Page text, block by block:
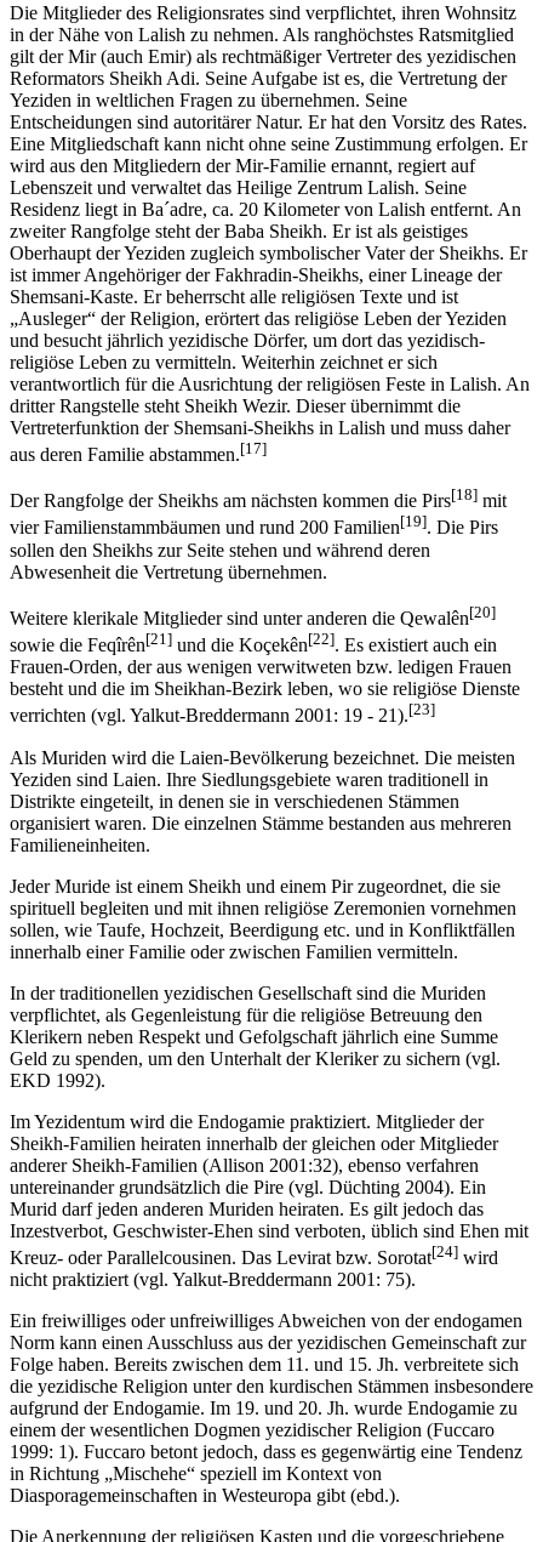
Die Mitglieder des Religionsrates sind verpflichtet, ihren Wohnsitz
in der Nähe von Lalish zu nehmen. Als ranghöchstes Ratsmitglied
gilt der Mir (auch Emir) als rechtmäßiger Vertreter des yezidischen
Reformators Sheikh Adi. Seine Aufgabe ist es, die Vertretung der
Yeziden in weltlichen Fragen zu übernehmen. Seine
Entscheidungen sind autoritärer Natur. Er hat den Vorsitz des Rates.
Eine Mitgliedschaft kann nicht ohne seine Zustimmung erfolgen. Er
wird aus den Mitgliedern der Mir-Familie ernannt, regiert auf
Lebenszeit und verwaltet das Heilige Zentrum Lalish. Seine
Residenz liegt in Ba´adre, ca. 20 Kilometer von Lalish entfernt. An
zweiter Rangfolge steht der Baba Sheikh. Er ist als geistiges
Oberhaupt der Yeziden zugleich symbolischer Vater der Sheikhs. Er
ist immer Angehöriger der Fakhradin-Sheikhs, einer Lineage der
Shemsani-Kaste. Er beherrscht alle religiösen Texte und ist
„Ausleger“ der Religion, erörtert das religiöse Leben der Yeziden
und besucht jährlich yezidische Dörfer, um dort das yezidisch-
religiöse Leben zu vermitteln. Weiterhin zeichnet er sich
verantwortlich für die Ausrichtung der religiösen Feste in Lalish. An
dritter Rangstelle steht Sheikh Wezir. Dieser übernimmt die
Vertreterfunktion der Shemsani-Sheikhs in Lalish und muss daher
aus deren Familie abstammen.[17]
Der Rangfolge der Sheikhs am nächsten kommen die Pirs[18] mit
vier Familienstammbäumen und rund 200 Familien[19]. Die Pirs
sollen den Sheikhs zur Seite stehen und während deren
Abwesenheit die Vertretung übernehmen.
Weitere klerikale Mitglieder sind unter anderen die Qewalên[20]
sowie die Feqîrên[21] und die Koçekên[22]. Es existiert auch ein
Frauen-Orden, der aus wenigen verwitweten bzw. ledigen Frauen
besteht und die im Sheikhan-Bezirk leben, wo sie religiöse Dienste
verrichten (vgl. Yalkut-Breddermann 2001: 19 - 21).[23]
Als Muriden wird die Laien-Bevölkerung bezeichnet. Die meisten
Yeziden sind Laien. Ihre Siedlungsgebiete waren traditionell in
Distrikte eingeteilt, in denen sie in verschiedenen Stämmen
organisiert waren. Die einzelnen Stämme bestanden aus mehreren
Familieneinheiten.
Jeder Muride ist einem Sheikh und einem Pir zugeordnet, die sie
spirituell begleiten und mit ihnen religiöse Zeremonien vornehmen
sollen, wie Taufe, Hochzeit, Beerdigung etc. und in Konfliktfällen
innerhalb einer Familie oder zwischen Familien vermitteln.
In der traditionellen yezidischen Gesellschaft sind die Muriden
verpflichtet, als Gegenleistung für die religiöse Betreuung den
Klerikern neben Respekt und Gefolgschaft jährlich eine Summe
Geld zu spenden, um den Unterhalt der Kleriker zu sichern (vgl.
EKD 1992).
Im Yezidentum wird die Endogamie praktiziert. Mitglieder der
Sheikh-Familien heiraten innerhalb der gleichen oder Mitglieder
anderer Sheikh-Familien (Allison 2001:32), ebenso verfahren
untereinander grundsätzlich die Pire (vgl. Düchting 2004). Ein
Murid darf jeden anderen Muriden heiraten. Es gilt jedoch das
Inzestverbot, Geschwister-Ehen sind verboten, üblich sind Ehen mit
Kreuz- oder Parallelcousinen. Das Levirat bzw. Sorotat[24] wird
nicht praktiziert (vgl. Yalkut-Breddermann 2001: 75).
Ein freiwilliges oder unfreiwilliges Abweichen von der endogamen
Norm kann einen Ausschluss aus der yezidischen Gemeinschaft zur
Folge haben. Bereits zwischen dem 11. und 15. Jh. verbreitete sich
die yezidische Religion unter den kurdischen Stämmen insbesondere
aufgrund der Endogamie. Im 19. und 20. Jh. wurde Endogamie zu
einem der wesentlichen Dogmen yezidischer Religion (Fuccaro
1999: 1). Fuccaro betont jedoch, dass es gegenwärtig eine Tendenz
in Richtung „Mischehe“ speziell im Kontext von
Diasporagemeinschaften in Westeuropa gibt (ebd.).
Die Anerkennung der religiösen Kasten und die vorgeschriebene